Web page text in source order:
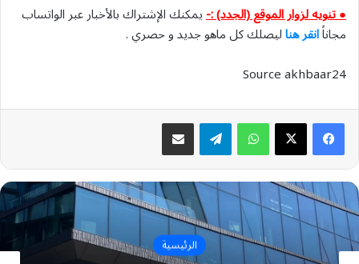
● تنويه لزوار الموقع (الجدد) :-يمكنك الإشتراك بالأخبار عبر الواتساب
مجاناًانقر هناليصلك كل ماهو جديد و حصري .
Source akhbaar24
واتسابتيلقرام مشاركة عبر البريد
الرئيسية